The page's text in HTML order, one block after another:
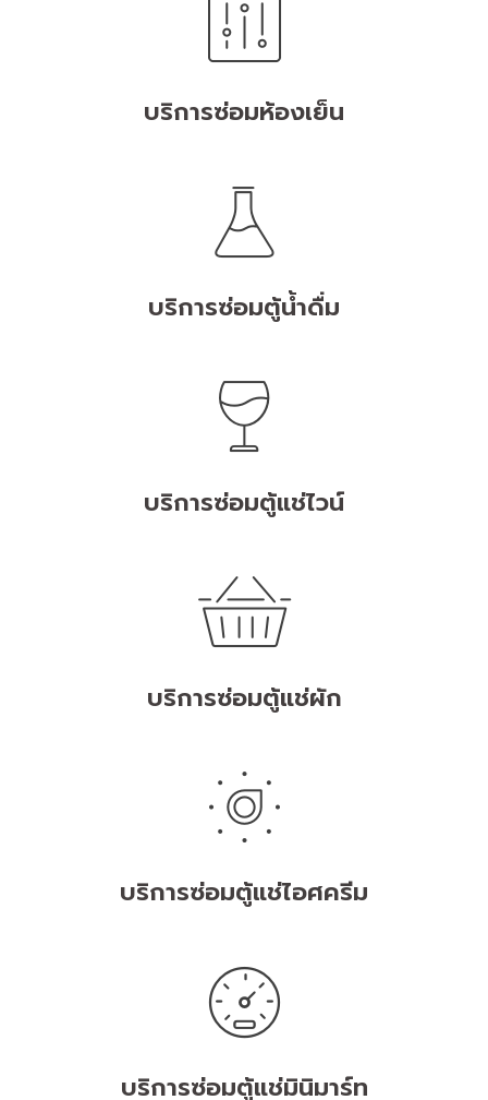
บริการซ่อมห้องเย็น
บริการซ่อมตู้น้ำดื่ม
บริการซ่อมตู้แช่ไวน์
บริการซ่อมตู้แช่ผัก
บริการซ่อมตู้แช่ไอศครีม
บริการซ่อมตู้แช่มินิมาร์ท